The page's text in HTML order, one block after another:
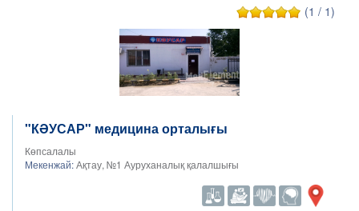
(1 / 1)
"КӘУСАР" медицина орталығы
Көпсалалы
Мекенжай:Ақтау, №1 Ауруханалық қалалшығы